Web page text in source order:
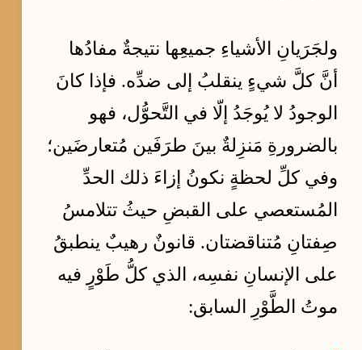
ولجَرَيانِ الأشياءِ جميعِها نتيجةٌ مفادُها
أنَّ كلَّ شيءٍ ينقلبُ إلى ضدِّه. فإذا كانَ
الوجودُ لا يُوجَدُ إلّا في التَّحوُّل، فهو
بالضرورةِ مَنزِلةٌ بينَ طرَفَين مُتعارضَين؛
وفي كلِّ لحظةٍ نكونُ إزاءَ ذلك الحدِّ
المُستعصي على القبضِ حيثُ تتلامسُ
صِفتانِ مُتناقضتان. قانونٌ رهيبٌ ينطبقُ
على الإنسانِ نفسِه، الذي كلُّ طَوْرٍ فيه
موتُ الطَّوْرِ السابق: